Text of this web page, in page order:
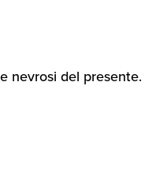
nevrosi del presente.